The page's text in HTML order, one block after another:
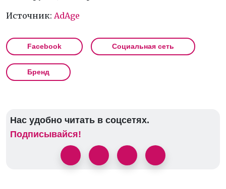
Источник: AdAge
Facebook Социальная сеть
Бренд
Нас удобно читать в соцсетях.
Подписывайся!